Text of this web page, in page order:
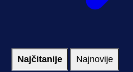
Najčitanije Najnovije